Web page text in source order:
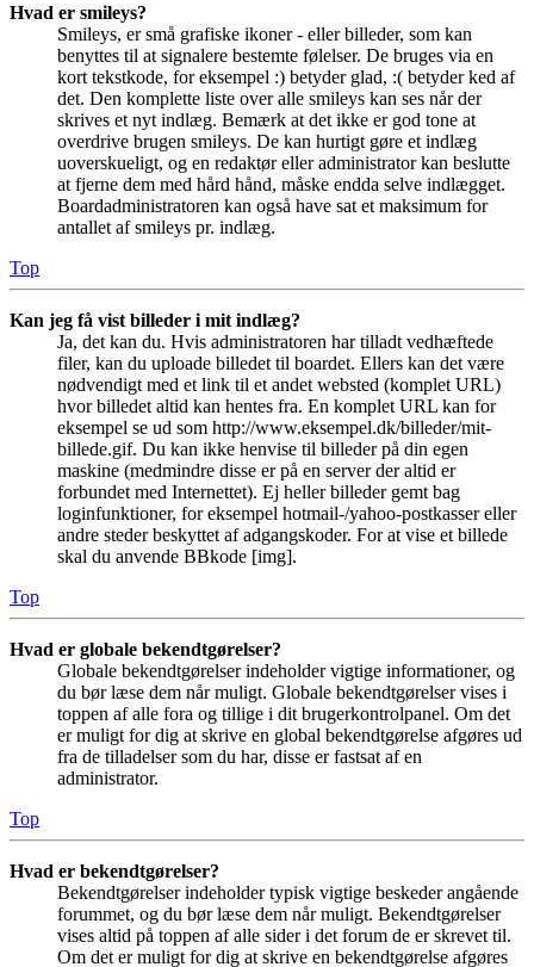
Hvad er smileys?
Smileys, er små grafiske ikoner - eller billeder, som kan
benyttes til at signalere bestemte følelser. De bruges via en
kort tekstkode, for eksempel :) betyder glad, :( betyder ked af
det. Den komplette liste over alle smileys kan ses når der
skrives et nyt indlæg. Bemærk at det ikke er god tone at
overdrive brugen smileys. De kan hurtigt gøre et indlæg
uoverskueligt, og en redaktør eller administrator kan beslutte
at fjerne dem med hård hånd, måske endda selve indlægget.
Boardadministratoren kan også have sat et maksimum for
antallet af smileys pr. indlæg.
Top
Kan jeg få vist billeder i mit indlæg?
Ja, det kan du. Hvis administratoren har tilladt vedhæftede
filer, kan du uploade billedet til boardet. Ellers kan det være
nødvendigt med et link til et andet websted (komplet URL)
hvor billedet altid kan hentes fra. En komplet URL kan for
eksempel se ud som http://www.eksempel.dk/billeder/mit-
billede.gif. Du kan ikke henvise til billeder på din egen
maskine (medmindre disse er på en server der altid er
forbundet med Internettet). Ej heller billeder gemt bag
loginfunktioner, for eksempel hotmail-/yahoo-postkasser eller
andre steder beskyttet af adgangskoder. For at vise et billede
skal du anvende BBkode [img].
Top
Hvad er globale bekendtgørelser?
Globale bekendtgørelser indeholder vigtige informationer, og
du bør læse dem når muligt. Globale bekendtgørelser vises i
toppen af alle fora og tillige i dit brugerkontrolpanel. Om det
er muligt for dig at skrive en global bekendtgørelse afgøres ud
fra de tilladelser som du har, disse er fastsat af en
administrator.
Top
Hvad er bekendtgørelser?
Bekendtgørelser indeholder typisk vigtige beskeder angående
forummet, og du bør læse dem når muligt. Bekendtgørelser
vises altid på toppen af alle sider i det forum de er skrevet til.
Om det er muligt for dig at skrive en bekendtgørelse afgøres